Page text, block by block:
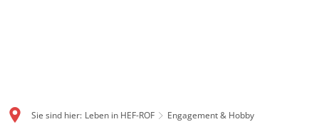
Sie sind hier: Leben in HEF-ROF Engagement & Hobby